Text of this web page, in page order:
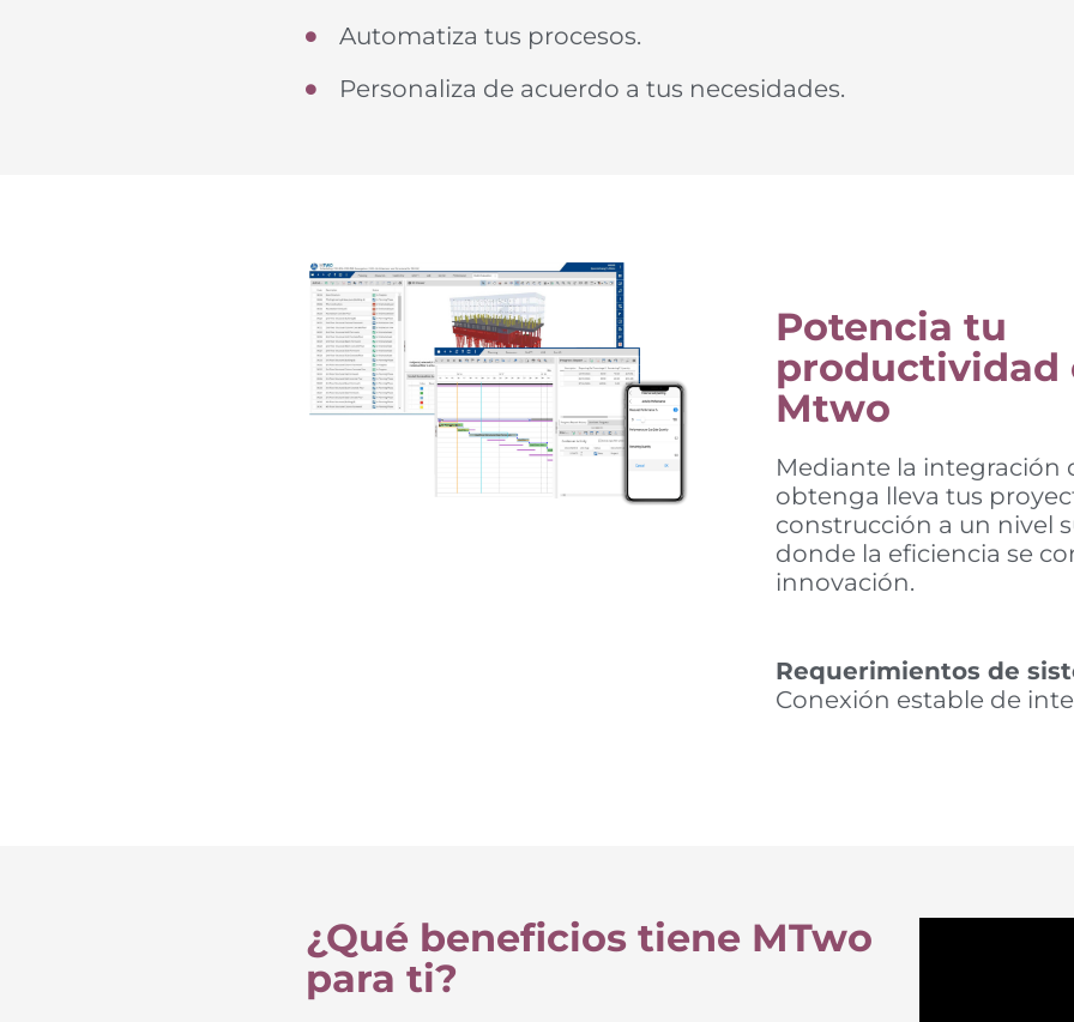
Automatiza tus procesos.
Personaliza de acuerdo a tus necesidades.
Potencia tu
productividad
Mtwo
Mediante la integración
obtenga lleva tus
construcción a un nivel
donde la eficiencia se
innovación.
Requerimientos de
Conexión estable de
¿Qué beneficios tiene MTwo
para ti?